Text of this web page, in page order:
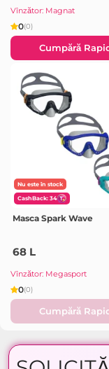
Vînzător: Magnat
0(0)
Cumpără
Nu este în stock
CashBack: 34
Masca Spark Wave
68 L
Vînzător: Megasport
0(0)
Cumpără